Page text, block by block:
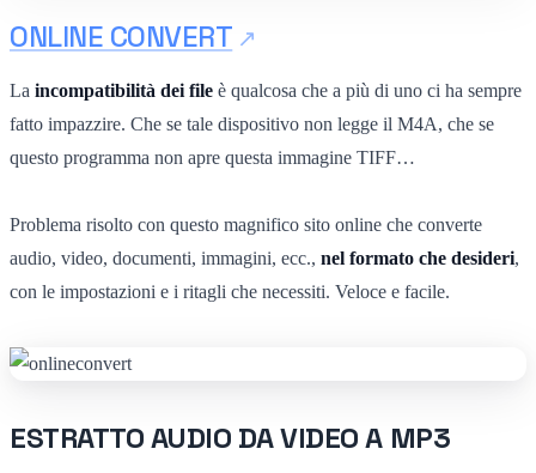
ONLINE CONVERT
La incompatibilità dei file è qualcosa che a più di uno ci ha sempre
fatto impazzire. Che se tale dispositivo non legge il M4A, che se
questo programma non apre questa immagine TIFF…
Problema risolto con questo magnifico sito online che converte
audio, video, documenti, immagini, ecc., nel formato che desideri,
con le impostazioni e i ritagli che necessiti. Veloce e facile.
ESTRATTO AUDIO DA VIDEO A MP3